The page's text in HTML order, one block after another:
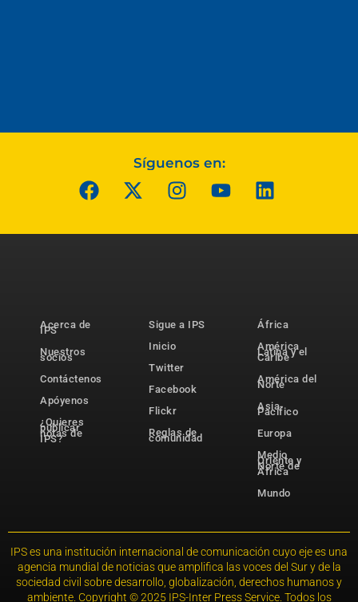
Síguenos en:
Acerca de
IPS
Nuestros
socios
Contáctenos
Apóyenos
¿Quieres
publicar
notas de
IPS?
Sigue a IPS
Inicio
Twitter
Facebook
Flickr
Reglas de
comunidad
África
América
Latina y el
Caribe
América del
Norte
Asia-
Pacífico
Europa
Medio
Oriente y
Norte de
África
Mundo
IPS es una institución internacional de comunicación cuyo eje es una
agencia mundial de noticias que amplifica las voces del Sur y de la
sociedad civil sobre desarrollo, globalización, derechos humanos y
ambiente. Copyright © 2025 IPS-Inter Press Service. Todos los